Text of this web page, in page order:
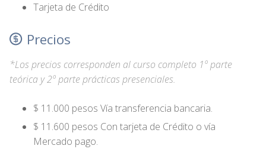
Tarjeta de Crédito
Precios
*Los precios corresponden al curso completo 1º parte
teórica y 2º parte prácticas presenciales.
$ 11.000 pesos Vía transferencia bancaria.
$ 11.600 pesos Con tarjeta de Crédito o vía
Mercado pago.